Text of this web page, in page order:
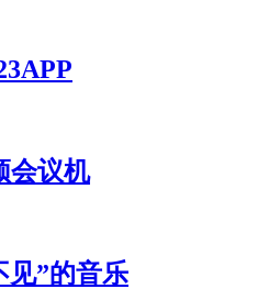
会议机
见”的音乐